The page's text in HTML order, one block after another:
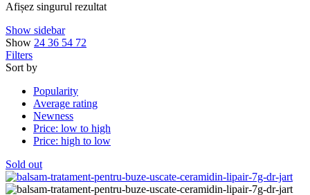
Afișez singurul rezultat
Show sidebar
Show 24 36 54 72
Filters
Sort by
Popularity
Average rating
Newness
Price: low to high
Price: high to low
Sold out